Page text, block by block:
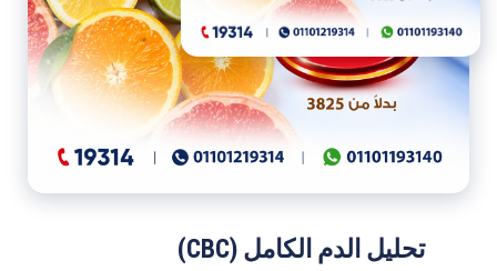
تحليل الدم الكامل (CBC)